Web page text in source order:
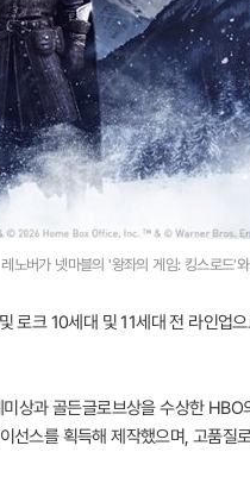
레노버가 넷마블의 '왕좌의 게임: 킹스로드'
로크 10세대 및 11세대 전 라인업
상과 골든글로브상을 수상한
선스를 획득해 제작했으며, 고품질